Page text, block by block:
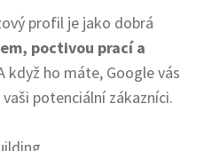
profil je jako dobrá
poctivou prací a
když ho máte, Google vás
potenciální zákazníci.